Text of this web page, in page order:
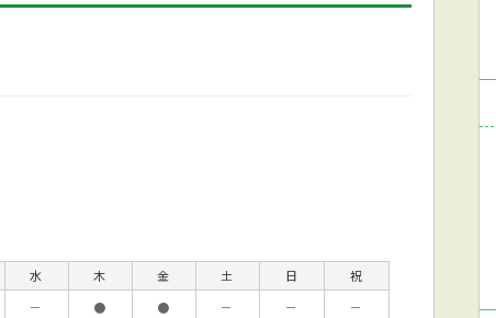
水 木 金 土 日
祝
－ ● ● － －
－